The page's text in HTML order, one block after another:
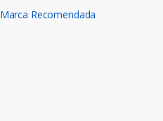
Marca Recomendada